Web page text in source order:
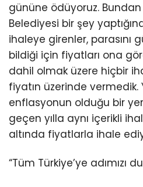
gününe ödüyoruz.
Belediyesi bir şey
ihaleye girenler, parasını
bildiği için fiyatları ona
dahil olmak üzere hiçbir
fiyatın üzerinde vermedik.
enflasyonun olduğu bir
geçen yılla aynı içerikli
altında fiyatlarla ihale
“Tüm Türkiye’ye adımızı